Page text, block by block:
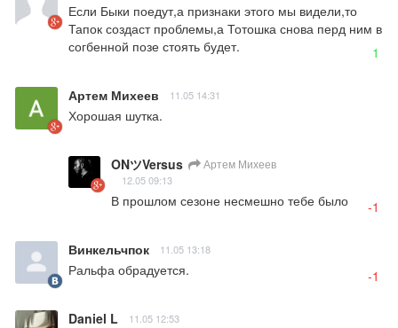
Если Быки поедут,а признаки этого мы видели,то
Тапок создаст проблемы,а Тотошка снова перд ним в
согбенной позе стоять будет.
1
Артем Михеев 11.05 14:31
Хорошая шутка.
ONツVersus Артем Михеев
12.05 09:13
В прошлом сезоне несмешно тебе было -1
Винкельчпок 11.05 13:18
Ральфа обрадуется. -1
Daniel L 11.05 12:53